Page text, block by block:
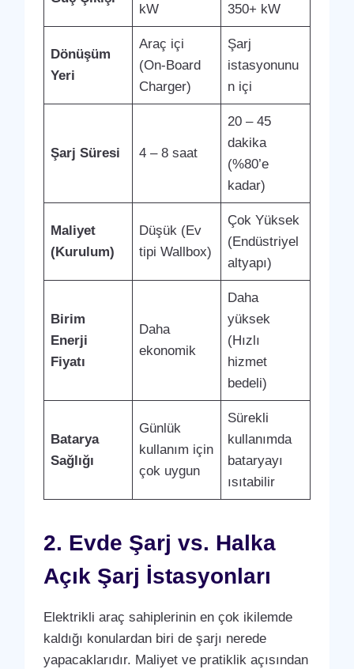
kW 350+ kW
Dönüşüm
Yeri
Araç içi
(On-Board
Charger)
Şarj
istasyonunu
n içi
Şarj Süresi 4 – 8 saat
20 – 45
dakika
(%80’e
kadar)
Maliyet
(Kurulum)
Düşük (Ev
tipi Wallbox)
Çok Yüksek
(Endüstriyel
altyapı)
Birim
Enerji
Fiyatı
Daha
ekonomik
Daha
yüksek
(Hızlı
hizmet
bedeli)
Batarya
Sağlığı
Günlük
kullanım için
çok uygun
Sürekli
kullanımda
bataryayı
ısıtabilir
2. Evde Şarj vs. Halka
Açık Şarj İstasyonları
Elektrikli araç sahiplerinin en çok ikilemde
kaldığı konulardan biri de şarjı nerede
yapacaklarıdır. Maliyet ve pratiklik açısından